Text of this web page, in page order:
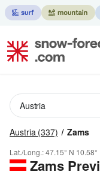
Austria (337) Zams
Lat./Long.:47.15° N 10.58°
Zams